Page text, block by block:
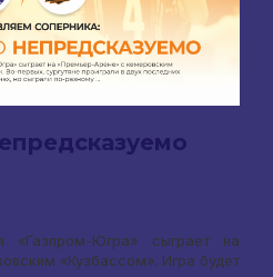
Югра» сыграет на
«Кузбассом». Игра будет